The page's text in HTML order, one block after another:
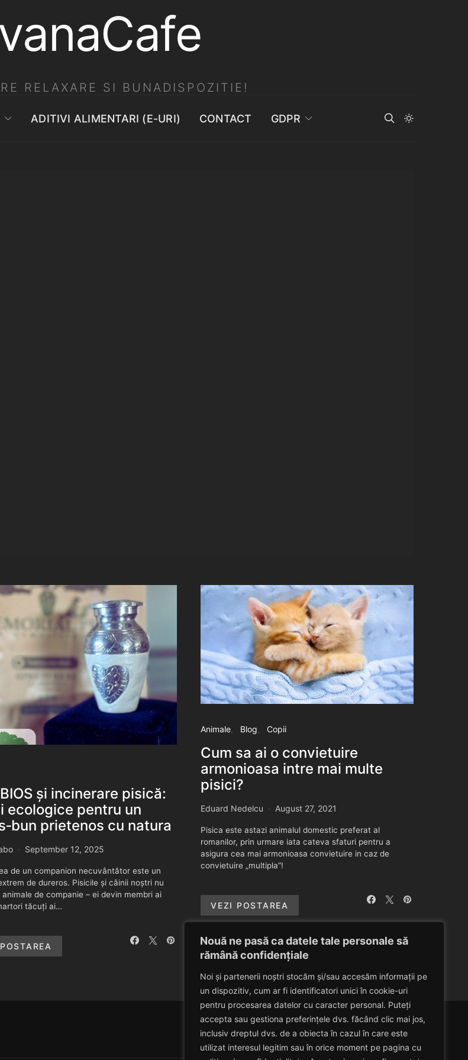
Nouă ne pasă ca datele tale personale să
rămână confidențiale
Noi și partenerii noștri stocăm și/sau accesăm informații pe
un dispozitiv, cum ar fi identificatori unici în cookie-uri
pentru procesarea datelor cu caracter personal. Puteți
accepta sau gestiona preferințele dvs. făcând clic mai jos,
inclusiv dreptul dvs. de a obiecta în cazul în care este
utilizat interesul legitim sau în orice moment pe pagina cu
RELAXARE SI BUNADISPOZITIE!
ADITIVI ALIMENTARI (E-URI) CONTACT GDPR
și incinerare pisică:
ecologice pentru un
prietenos cu natura
September 12, 2025
de un companion necuvântător este un
de dureros. Pisicile și câinii noștri nu
animale de companie – ei devin membri ai
tăcuți ai…
Animale Blog Copii
Cum sa ai o convietuire
armonioasa intre mai multe
pisici?
Eduard Nedelcu August 27, 2021
Pisica este astazi animalul domestic preferat al
romanilor, prin urmare iata cateva sfaturi pentru a
asigura cea mai armonioasa convietuire in caz de
convietuire „multipla”!
VEZI POSTAREA